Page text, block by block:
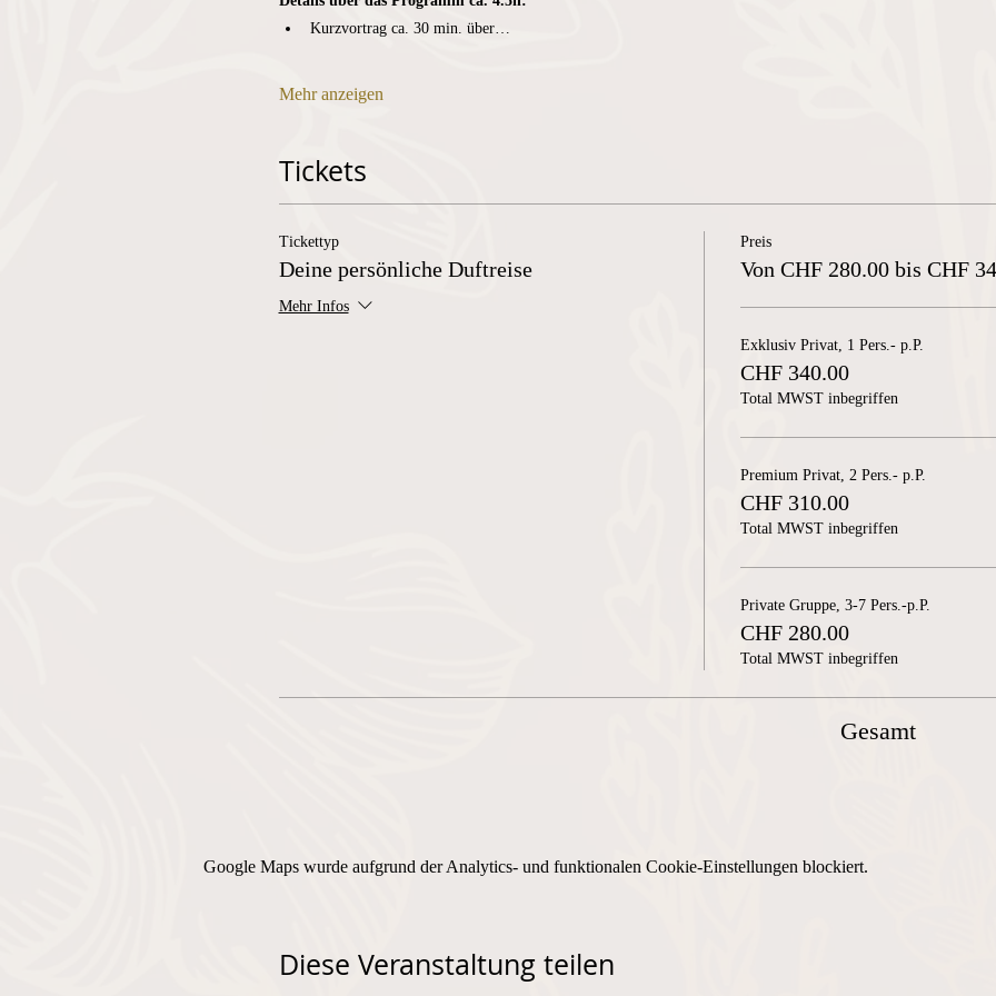
Kurzvortrag ca. 30 min. über…
Mehr anzeigen
Tickets
Tickettyp
Deine persönliche Duftreise
Mehr Infos
Preis
Von CHF 280.00 bis CHF
Exklusiv Privat, 1 Pers.- p.P.
CHF 340.00
Total MWST inbegriffen
Premium Privat, 2 Pers.- p.P.
CHF 310.00
Total MWST inbegriffen
Private Gruppe, 3-7 Pers.-p.P.
CHF 280.00
Total MWST inbegriffen
Gesamt
Google Maps wurde aufgrund der Analytics- und funktionalen Cookie-Einstellungen blockiert.
Diese Veranstaltung teilen